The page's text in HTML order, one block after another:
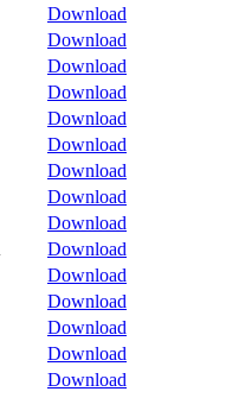
Download
Download
Download
Download
Download
Download
Download
Download
Download
Download
Download
Download
Download
Download
Download